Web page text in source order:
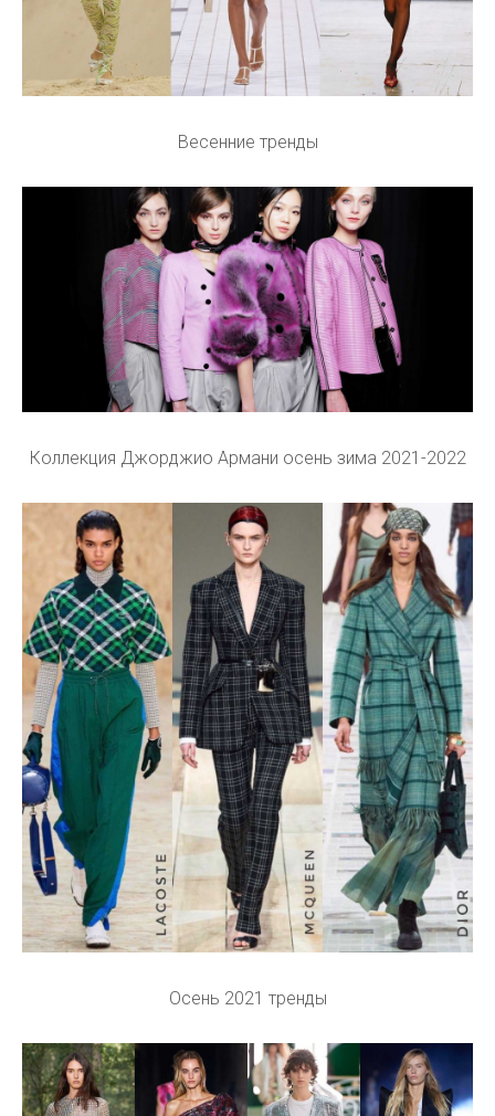
Весенние тренды
Коллекция Джорджио Армани осень зима 2021-2022
Осень 2021 тренды